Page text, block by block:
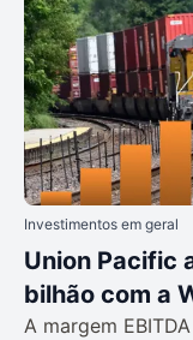
Investimentos em geral
Union Pacific
bilhão com a
A margem